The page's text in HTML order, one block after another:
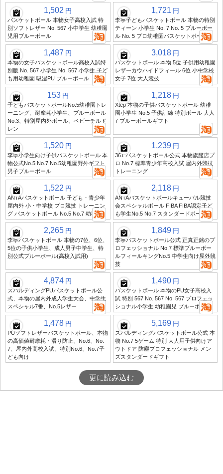
1,502 円
バスケットボール 本物女子高校入試 特
別ソフトレザー No. 567 小中学生 幼稚園
児用ブルーボール
1,721 円
李寧子どもバスケットボール 本物の特別
ティーン 小学生 No. 7 No. 5 ブルーボー
ル No. 5 プロ幼稚園バスケットボール
1,487 円
本物の女子バスケットボール高校入試特
別版 No. 567 小学生 No. 567 小学生 子ど
も用幼稚園 吸湿PU ブルーボール
3,018 円
バスケットボール 本物 5位 子供用幼稚園
レザーカウハイドフィール 6位 小中学校
女子 7位 大人競技
153 円
子どもバスケットボールNo.5幼稚園トレ
ーニング、耐摩耗小学生、ブルーボール
No.3、特別屋内外ボール、ベビーチルド
レン
1,218 円
Xtep 本物の子供バスケットボール 幼稚
園小学生 No.5 子供訓練 特別ボール 大人
7 ブルーボールギフト
1,520 円
李寧小学生向け子供バスケットボール 本
物公式No.5 No.7 No.5幼稚園野外ギフト
男子ブルーボール
1,239 円
361 バスケットボール公式 本物旗艦店プ
ロ No.7 標準青少年高校入試 屋内外競技
トレーニング
1,522 円
ANTAバスケットボール 子ども・青少年
屋内外 小・中学校 プロ競技 トレーニン
グ バスケットボール No.5 No.7 幼稚園
2,118 円
ANTAバスケットボールキューバル競技
会スペシャルボール FIBA FIBA認定子ど
も学生No.5 No.7 スタンダードボール
2,265 円
李寧バスケットボール 本物の7位、6位、
5位の子供小学生、成人男子中学生、特
別公式ブルーボール(高校入試用)
1,849 円
李寧バスケットボール公式 正真正銘のプ
ロフェッショナル No.7 標準ブルーボー
ルフィールキングNo.5 中学生向け屋外競
技
4,874 円
スパルディングPUバスケットボール公
式、本物の屋内外成人学生大会、中学生
スペシャル7番、No.5レザー
1,490 円
バスケットボール 本物のPU女子高校入
試 特別 567 No. 567 No. 567 プロフェッ
ショナル小学生 幼稚園児 ブルーボール
1,478 円
PUソフトレザーバスケットボール、本物
の高価値耐摩耗・滑り防止、No.6、No.
7、屋内外高校入試、特別No.6、No.7子
ども向け
5,169 円
スパルディングバスケットボール公式 本
物 No.7 5ゲーム 特別 大人用子供向けア
ウトドア 防塵プロフェッショナル メン
ズスタンダードギフト
更に読み込む